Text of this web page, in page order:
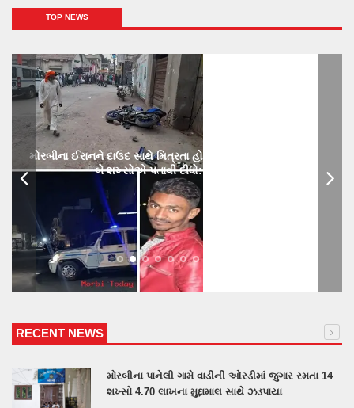
TOP NEWS
મોરબીના ઈરાનને દાઉદ સાથે મિત્રતા હોય છાતીમાં છરીનો ઘા ઝીકિને
બે શખ્સોએ પતાવી દીધો: ગુનો નોંધાયો
RECENT NEWS
મોરબીના પાનેલી ગામે વાડીની ઓરડીમાં જુગાર રમતા 14
શખ્સો 4.70 લાખના મુદ્દામાલ સાથે ઝડપાયા